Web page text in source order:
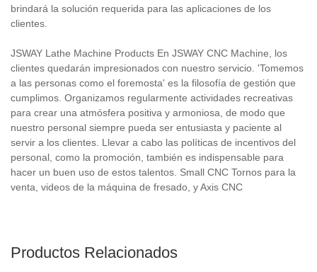
brindará la solución requerida para las aplicaciones de los
clientes.
JSWAY Lathe Machine Products En JSWAY CNC Machine, los
clientes quedarán impresionados con nuestro servicio. 'Tomemos
a las personas como el foremosta' es la filosofía de gestión que
cumplimos. Organizamos regularmente actividades recreativas
para crear una atmósfera positiva y armoniosa, de modo que
nuestro personal siempre pueda ser entusiasta y paciente al
servir a los clientes. Llevar a cabo las políticas de incentivos del
personal, como la promoción, también es indispensable para
hacer un buen uso de estos talentos. Small CNC Tornos para la
venta, videos de la máquina de fresado, y Axis CNC
Productos Relacionados